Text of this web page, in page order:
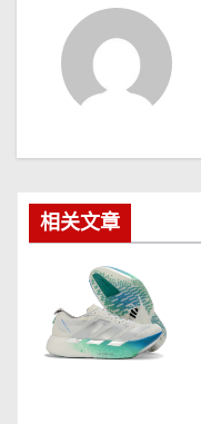
相关文章